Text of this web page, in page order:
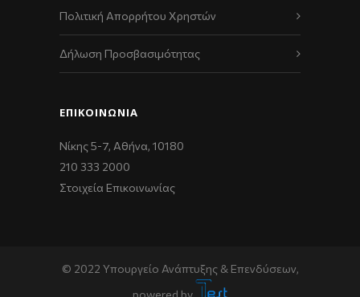
Πολιτική Απορρήτου Χρηστών
Δήλωση Προσβασιμότητας
ΕΠΙΚΟΙΝΩΝΊΑ
Νίκης 5-7, Αθήνα, 10180
210 333 2000
Στοιχεία Επικοινωνίας
© 2022 Υπουργείο Ανάπτυξης & Επενδύσεων,
powered by